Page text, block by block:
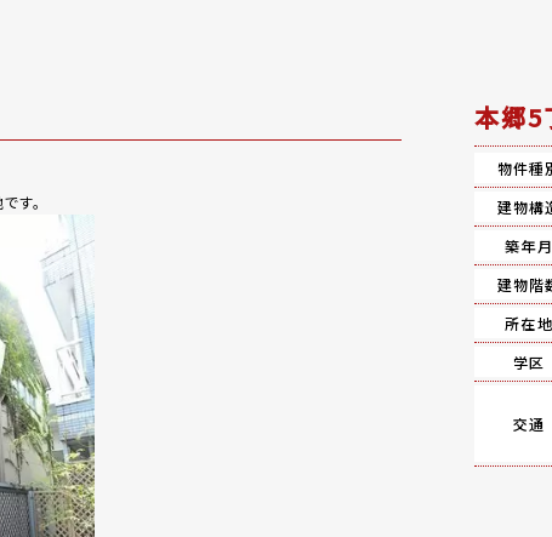
す。
本郷5
物件種
建物構
築年月
建物階
所在地
学区
交通